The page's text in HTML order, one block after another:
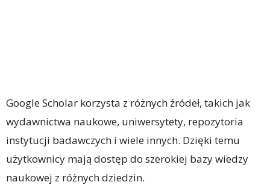
Google Scholar korzysta z różnych źródeł, takich jak
wydawnictwa naukowe, uniwersytety, repozytoria
instytucji badawczych i wiele innych. Dzięki temu
użytkownicy mają dostęp do szerokiej bazy wiedzy
naukowej z różnych dziedzin.